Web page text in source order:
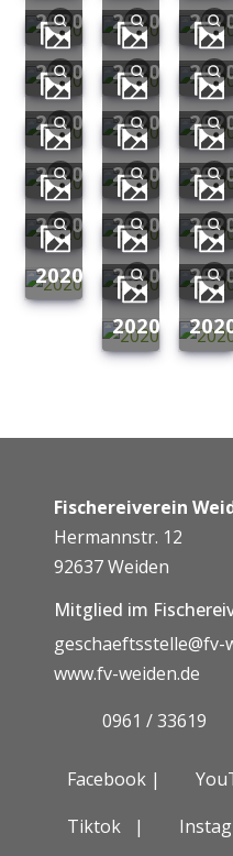
2020
2020
2020
2020
2020
2020
2020
2020
2020
2020
2020
2020
2020
Fischereiverein
Hermannstr. 12
92637 Weiden
Mitglied im
geschaeftsstelle@fv-
www.fv-weiden.de
0961 / 33619
Facebook |
Tiktok |